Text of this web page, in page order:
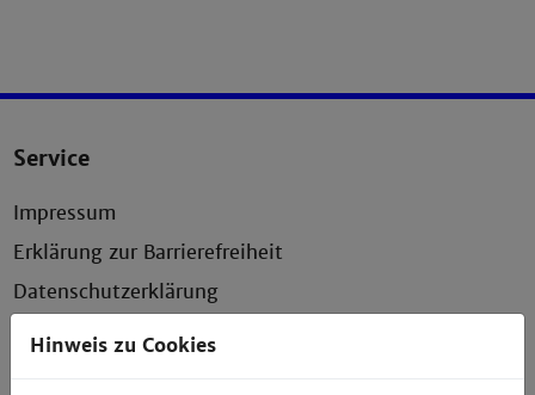
Service
Impressum
Erklärung zur Barrierefreiheit
Datenschutzerklärung
Presse
Hinweis zu Cookies